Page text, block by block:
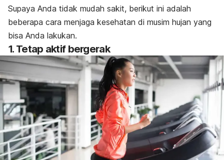
Supaya Anda tidak mudah sakit, berikut ini adalah
beberapa cara menjaga kesehatan di musim hujan yang
bisa Anda lakukan.
1. Tetap aktif bergerak